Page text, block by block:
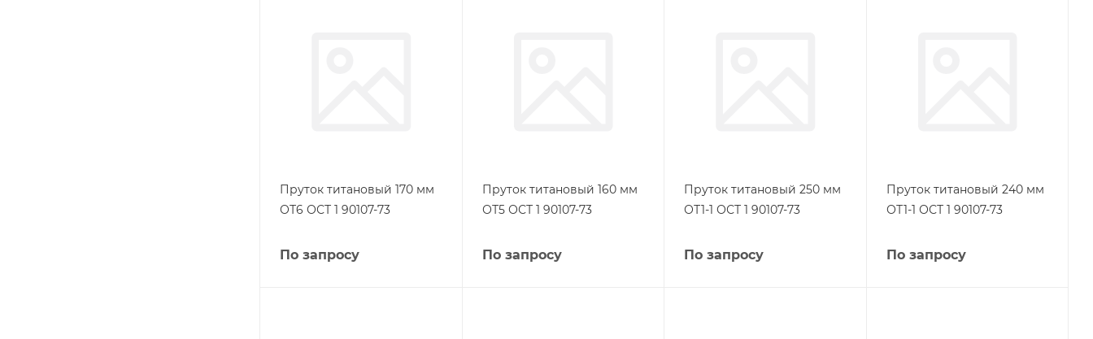
Пруток титановый 170 мм
ОТ6 ОСТ 1 90107-73
По запросу
Пруток титановый 160 мм
ОТ5 ОСТ 1 90107-73
По запросу
Пруток титановый 250 мм
ОТ1-1 ОСТ 1 90107-73
По запросу
Пруток титановый 240 мм
ОТ1-1 ОСТ 1 90107-73
По запросу